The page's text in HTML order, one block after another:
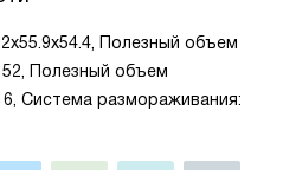
Полезный объем
Полезный объем
Система размораживания: